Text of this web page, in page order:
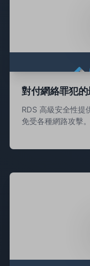
對付網絡罪犯
RDS 高級安全性提
免受各種網路攻擊。